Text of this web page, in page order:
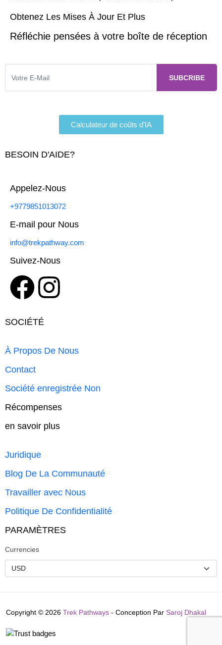
Obtenez Les Mises À Jour Et Plus
Réfléchie pensées à votre boîte de réception
Calculateur de coûts d'IA
BESOIN D'AIDE?
Appelez-Nous
+9779851013072
E-mail pour Nous
info@trekpathway.com
Suivez-Nous
SOCIÉTÉ
À Propos De Nous
Contact
Société enregistrée Non
Récompenses
en savoir plus
Juridique
Blog De La Communauté
Travailler avec Nous
Politique De Confidentialité
PARAMÈTRES
Currencies
Copyright © 2026 Trek Pathways - Conception Par Saroj Dhakal